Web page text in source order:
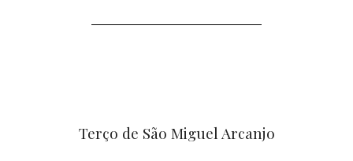
Terço de São Miguel Arcanjo